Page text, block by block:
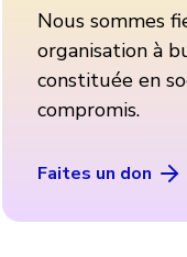
Nous sommes
organisation à
constituée en
compromis.
Faites un don